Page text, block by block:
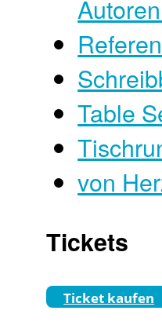
Table
von
Tickets
Ticket kaufen